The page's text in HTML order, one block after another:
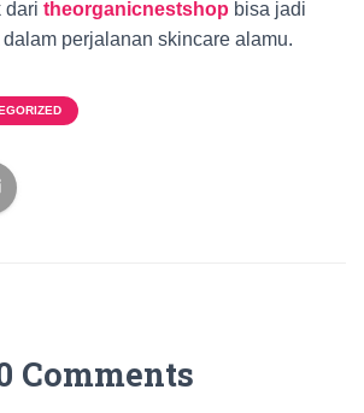
dari theorganicnestshop bisa jadi
perjalanan skincare alamu.
Comments